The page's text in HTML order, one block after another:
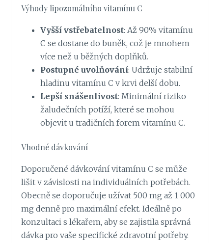
Výhody lipozomálního vitamínu C
Vyšší vstřebatelnost: Až 90% vitamínu
C se dostane do buněk, což je mnohem
více než u běžných doplňků.
Postupné uvolňování: Udržuje stabilní
hladinu vitamínu C v krvi delší dobu.
Lepší snášenlivost: Minimální riziko
žaludečních potíží, které se mohou
objevit u tradičních forem vitamínu C.
Vhodné dávkování
Doporučené dávkování vitamínu C se může
lišit v závislosti na individuálních potřebách.
Obecně se doporučuje užívat 500 mg až 1 000
mg denně pro maximální efekt. Ideálně po
konzultaci s lékařem, aby se zajistila správná
dávka pro vaše specifické zdravotní potřeby.